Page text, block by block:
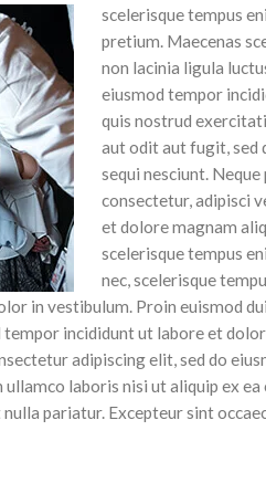
scelerisque tempus
pretium. Maecenas
non lacinia ligula
eiusmod tempor
quis nostrud
aut odit aut fugit, sed
sequi nesciunt.
consectetur, adipisci
et dolore magnam
scelerisque tempus
nec, scelerisque
in vestibulum. Proin euismod
incididunt ut labore et
adipiscing elit, sed do
laboris nisi ut aliquip ex
pariatur. Excepteur sint